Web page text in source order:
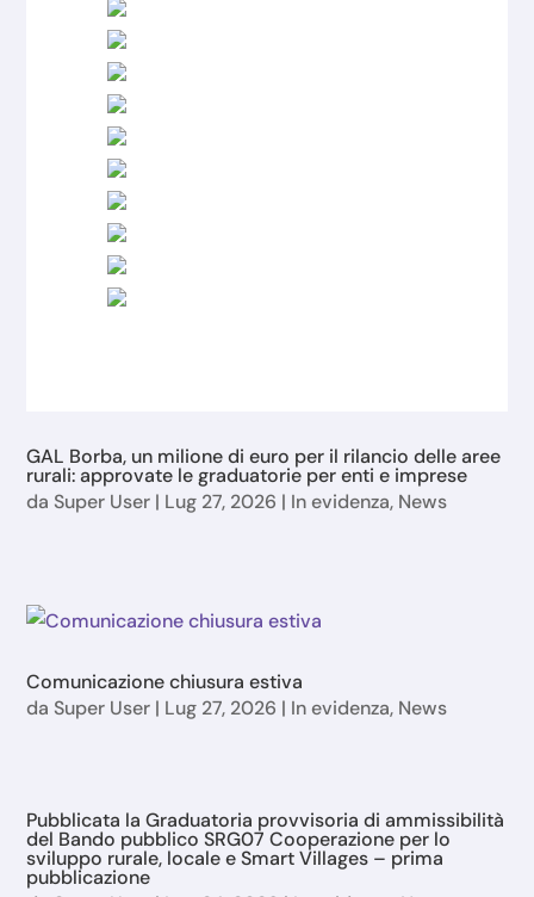
GAL Borba, un milione di euro per il rilancio delle aree
rurali: approvate le graduatorie per enti e imprese
da Super User | Lug 27, 2026 | In evidenza, News
Comunicazione chiusura estiva
da Super User | Lug 27, 2026 | In evidenza, News
Pubblicata la Graduatoria provvisoria di ammissibilità
del Bando pubblico SRG07 Cooperazione per lo
sviluppo rurale, locale e Smart Villages – prima
pubblicazione